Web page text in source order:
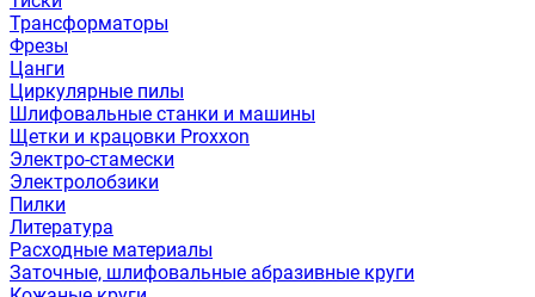
Трансформаторы
Фрезы
Цанги
Циркулярные пилы
Шлифовальные станки и машины
Щетки и крацовки Proxxon
Электро-стамески
Электролобзики
Пилки
Литература
Расходные материалы
Заточные, шлифовальные абразивные круги